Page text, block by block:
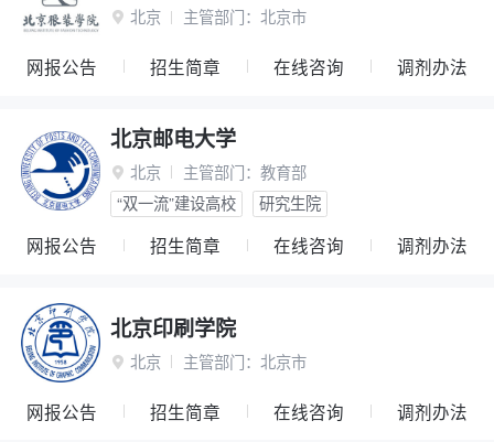
 北京 主管部门： 北京市
网报公告 招生简章 在线咨询 调剂办法
北京邮电大学
 北京 主管部门： 教育部
“双一流”建设高校
研究生院
网报公告 招生简章 在线咨询 调剂办法
北京印刷学院
 北京 主管部门： 北京市
网报公告 招生简章 在线咨询 调剂办法